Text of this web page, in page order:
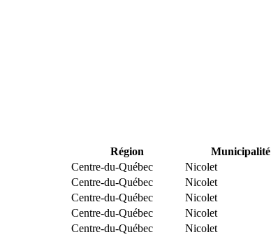
Région Municipalité
Centre-du-Québec
Nicolet
Centre-du-Québec
Nicolet
Centre-du-Québec
Nicolet
Centre-du-Québec
Nicolet
Centre-du-Québec
Nicolet